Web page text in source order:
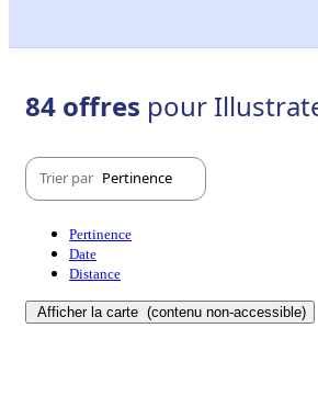
84 offres pour
Trier par Pertinence
Pertinence
Date
Distance
Afficher la carte (contenu non-accessible)